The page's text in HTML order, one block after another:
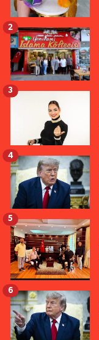
2
3
4
5
6